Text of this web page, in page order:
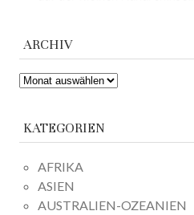
ARCHIV
ARCHIV
KATEGORIEN
AFRIKA
ASIEN
AUSTRALIEN-OZEANIEN